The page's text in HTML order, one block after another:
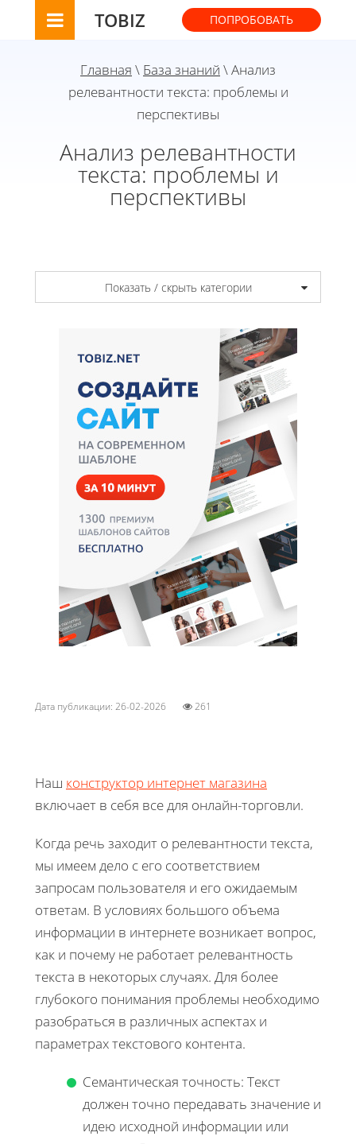
TOBIZ ПОПРОБОВАТЬ
Главная \ База знаний \ Анализ
релевантности текста: проблемы и
перспективы
Анализ релевантности
текста: проблемы и
перспективы
Показать / скрыть категории
Дата публикации: 26-02-2026 261
Наш конструктор интернет магазина
включает в себя все для онлайн-торговли.
Когда речь заходит о релевантности текста,
мы имеем дело с его соответствием
запросам пользователя и его ожидаемым
ответам. В условиях большого объема
информации в интернете возникает вопрос,
как и почему не работает релевантность
текста в некоторых случаях. Для более
глубокого понимания проблемы необходимо
разобраться в различных аспектах и
параметрах текстового контента.
Семантическая точность: Текст
должен точно передавать значение и
идею исходной информации или